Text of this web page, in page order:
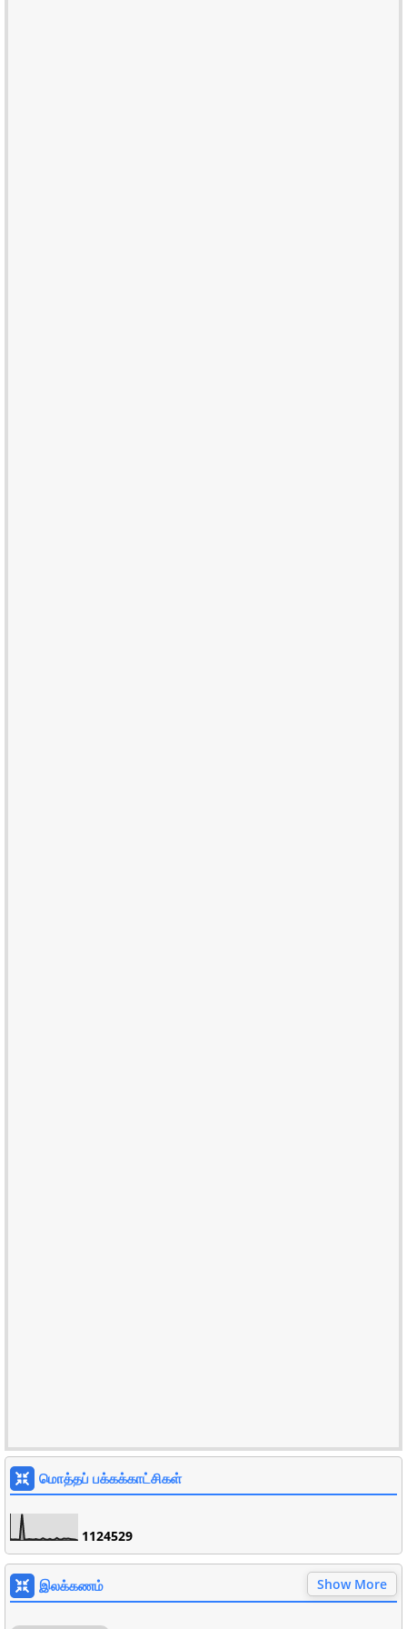
மொத்தப் பக்கக்காட்சிகள்
1124529
இலக்கணம் Show More